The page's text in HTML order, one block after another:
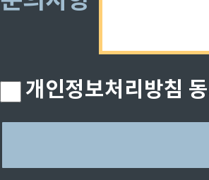
개인정보처리방침 동